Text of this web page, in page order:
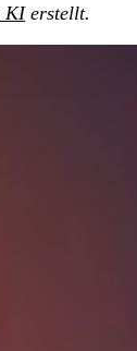
KIerstellt.